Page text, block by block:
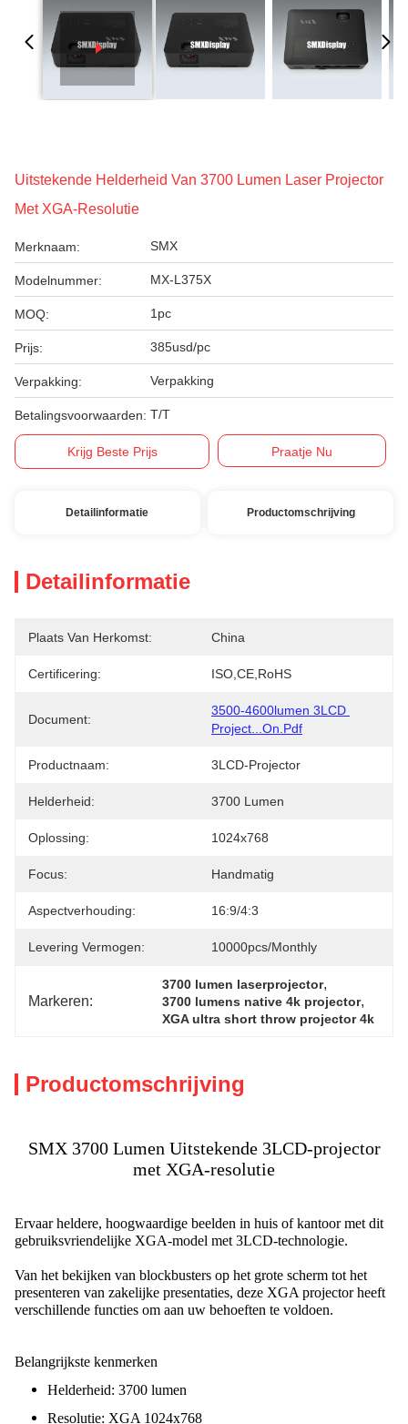
Uitstekende Helderheid Van 3700 Lumen Laser Projector
Met XGA-Resolutie
Merknaam: SMX
Modelnummer: MX-L375X
MOQ: 1pc
Prijs: 385usd/pc
Verpakking: Verpakking
Betalingsvoorwaarden: T/T
Krijg Beste Prijs Praatje Nu
Detailinformatie Productomschrijving
Detailinformatie
Plaats Van Herkomst: China
Certificering: ISO,CE,RoHS
Document:
3500-4600lumen 3LCD
Project...on.pdf
Productnaam: 3LCD-Projector
Helderheid: 3700 Lumen
Oplossing: 1024x768
Focus: Handmatig
Aspectverhouding: 16:9/4:3
Levering Vermogen: 10000pcs/monthly
Markeren:
3700 lumen laserprojector,
3700 lumens native 4k projector,
XGA ultra short throw projector 4k
Productomschrijving
SMX 3700 Lumen Uitstekende 3LCD-projector
met XGA-resolutie
Ervaar heldere, hoogwaardige beelden in huis of kantoor met dit
gebruiksvriendelijke XGA-model met 3LCD-technologie.
Van het bekijken van blockbusters op het grote scherm tot het
presenteren van zakelijke presentaties, deze XGA projector heeft
verschillende functies om aan uw behoeften te voldoen.
Belangrijkste kenmerken
Helderheid: 3700 lumen
Resolutie: XGA 1024x768